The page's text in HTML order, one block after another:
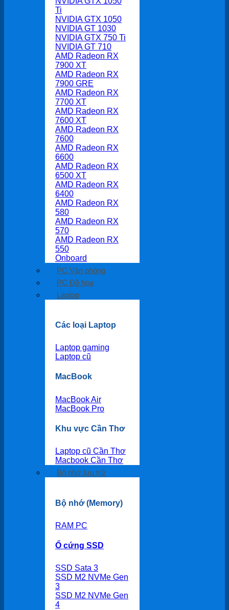
Ti
NVIDIA GTX 1050
NVIDIA GT 1030
NVIDIA GTX 750 Ti
NVIDIA GT 710
AMD Radeon RX
7900 XT
AMD Radeon RX
7900 GRE
AMD Radeon RX
7700 XT
AMD Radeon RX
7600 XT
AMD Radeon RX
7600
AMD Radeon RX
6600
AMD Radeon RX
6500 XT
AMD Radeon RX
6400
AMD Radeon RX
580
AMD Radeon RX
570
AMD Radeon RX
550
Onboard
PC Văn phòng
PC Đồ họa
Laptop
Các loại Laptop
Laptop gaming
Laptop cũ
MacBook
MacBook Air
MacBook Pro
Khu vực Cần Thơ
Laptop cũ Cần Thơ
Macbook Cần Thơ
Bộ nhớ lưu trữ
Bộ nhớ (Memory)
RAM PC
Ổ cứng SSD
SSD Sata 3
SSD M2 NVMe Gen
3
SSD M2 NVMe Gen
4